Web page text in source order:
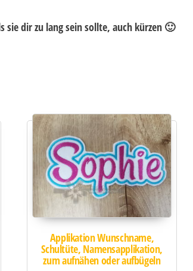
dir zu lang sein sollte, auch kürzen 🙂
Applikation Wunschname,
Schultüte, Namensapplikation,
zum aufnähen oder aufbügeln